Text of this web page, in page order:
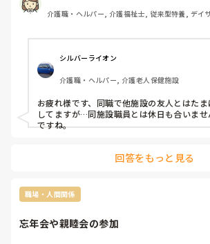
介護職・ヘルパー, 介護福祉士, 従来型特養, デイ
シルバーライオン
介護職・ヘルパー, 介護老人保健施設
お疲れ様です、同職で他施設の友人とはた
してますが…同施設職員とは休日も合いま
ですね。
回答をもっと見る
職場・人間関係
忘年会や親睦会の参加